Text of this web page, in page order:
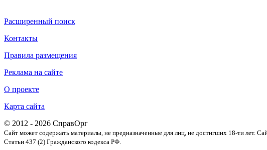
Расширенный поиск
Контакты
Правила размещения
Реклама на сайте
О проекте
Карта сайта
© 2012 - 2026 СправОрг
Сайт может содержать материалы, не предназначенные для лиц, не достигших 18-ти лет.
Статьи 437 (2) Гражданского кодекса РФ.